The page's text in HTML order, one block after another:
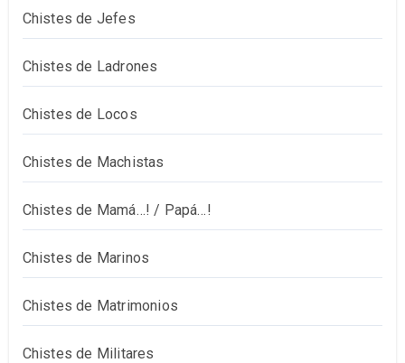
Chistes de Jefes
Chistes de Ladrones
Chistes de Locos
Chistes de Machistas
Chistes de Mamá…! / Papá…!
Chistes de Marinos
Chistes de Matrimonios
Chistes de Militares